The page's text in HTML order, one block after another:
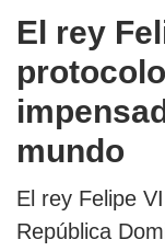
El rey
mundo
El rey Felipe
República